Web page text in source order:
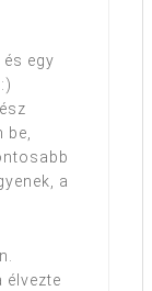
egy
be,
a
élvezte